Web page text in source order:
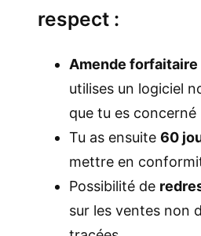
respect :
Amende forfaitaire
utilises un logiciel
que tu es concerné
Tu as ensuite 60
mettre en
Possibilité de
sur les ventes non